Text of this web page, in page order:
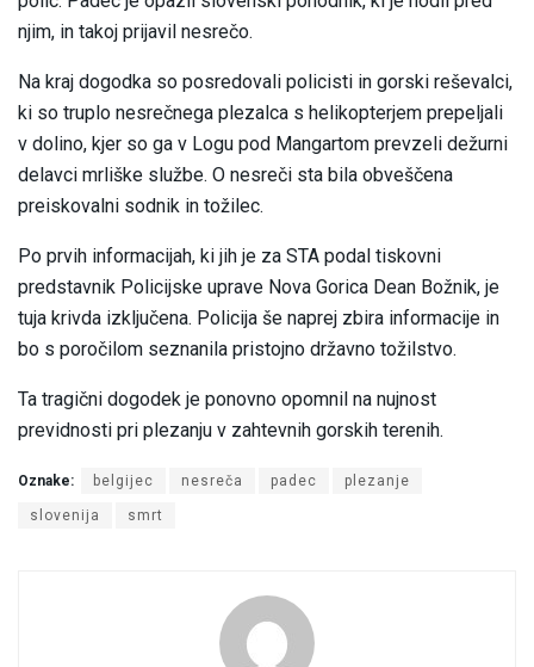
njim, in takoj prijavil nesrečo.
Na kraj dogodka so posredovali policisti in gorski reševalci,
ki so truplo nesrečnega plezalca s helikopterjem prepeljali
v dolino, kjer so ga v Logu pod Mangartom prevzeli dežurni
delavci mrliške službe. O nesreči sta bila obveščena
preiskovalni sodnik in tožilec.
Po prvih informacijah, ki jih je za STA podal tiskovni
predstavnik Policijske uprave Nova Gorica Dean Božnik, je
tuja krivda izključena. Policija še naprej zbira informacije in
bo s poročilom seznanila pristojno državno tožilstvo.
Ta tragični dogodek je ponovno opomnil na nujnost
previdnosti pri plezanju v zahtevnih gorskih terenih.
Oznake: belgijec nesreča padec plezanje
slovenija smrt